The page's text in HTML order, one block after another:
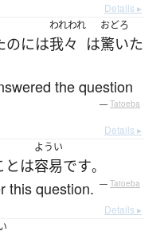
Details ▸
のには
われわれ
我々 は
おどろ
驚いた
the question
— Tatoeba
Details ▸
とは
ようい
容易です。
this question. — Tatoeba
Details ▸